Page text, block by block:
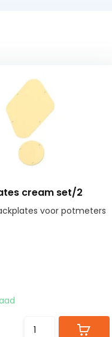
cream set/2
voor potmeters